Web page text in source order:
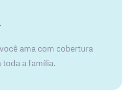
ama com cobertura
a família.